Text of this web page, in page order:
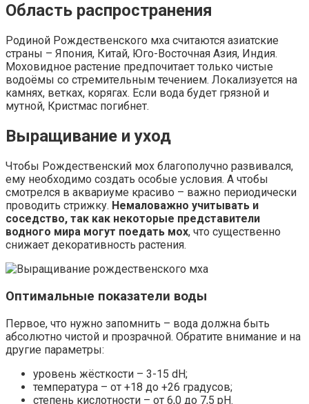
Область распространения
Родиной Рождественского мха считаются азиатские
страны – Япония, Китай, Юго-Восточная Азия, Индия.
Моховидное растение предпочитает только чистые
водоёмы со стремительным течением. Локализуется на
камнях, ветках, корягах. Если вода будет грязной и
мутной, Кристмас погибнет.
Выращивание и уход
Чтобы Рождественский мох благополучно развивался,
ему необходимо создать особые условия. А чтобы
смотрелся в аквариуме красиво – важно периодически
проводить стрижку. Немаловажно учитывать и
соседство, так как некоторые представители
водного мира могут поедать мох, что существенно
снижает декоративность растения.
Оптимальные показатели воды
Первое, что нужно запомнить – вода должна быть
абсолютно чистой и прозрачной. Обратите внимание и на
другие параметры:
уровень жёсткости – 3-15 dH;
температура – от +18 до +26 градусов;
степень кислотности – от 6,0 до 7,5 рН.